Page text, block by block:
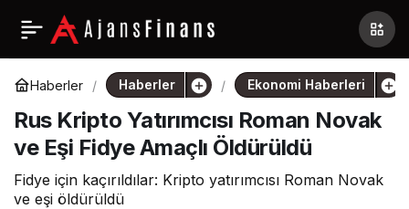
Haberler Haberler Ekonomi Haberleri
Rus Kripto Yatırımcısı Roman Novak
ve Eşi Fidye Amaçlı Öldürüldü
Fidye için kaçırıldılar: Kripto yatırımcısı Roman Novak
ve eşi öldürüldü